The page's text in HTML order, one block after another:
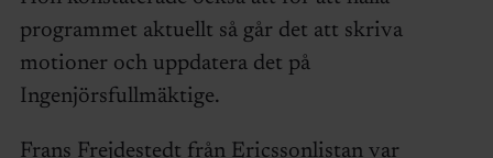
programmet aktuellt så går det att skriva
motioner och uppdatera det på
Ingenjörsfullmäktige.
Frans Frejdestedt från Ericssonlistan var